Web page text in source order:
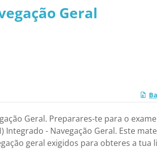
Geral
Geral. Preparares-te para o
Integrado - Navegação Geral. Este
geral exigidos para obteres a tua